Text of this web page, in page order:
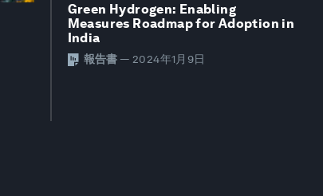
Green Hydrogen: Enabling
Measures Roadmap for Adoption in
India
報告書 — 2024年1月9日